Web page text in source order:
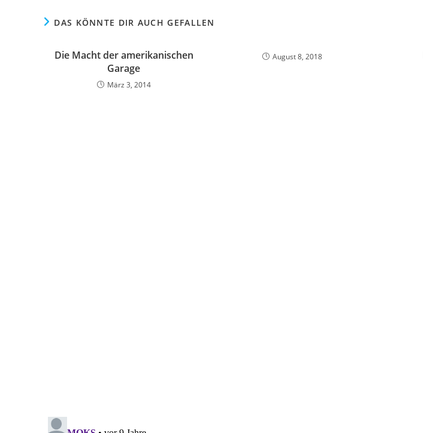
DAS KÖNNTE DIR AUCH GEFALLEN
Die Macht der amerikanischen
Garage
März 3, 2014
August 8, 2018